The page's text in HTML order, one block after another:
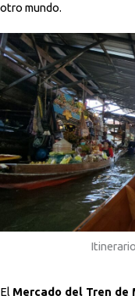
otro mundo.
El Mercado del Tren de